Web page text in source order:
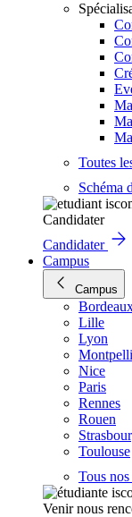
Toutes
Schéma
Candidater
Candidater
Campus
Campus
Lille
Lyon
Nice
Paris
Rennes
Rouen
Toulouse
Tous
Venir nous